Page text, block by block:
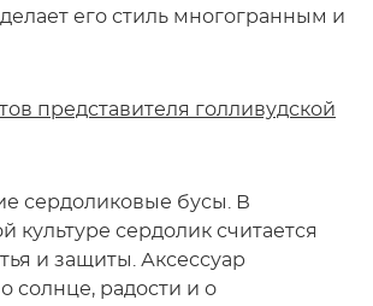
его стиль многогранным и
представителя голливудской
сердоликовые бусы. В
культуре сердолик считается
и защиты. Аксессуар
солнце, радости и о